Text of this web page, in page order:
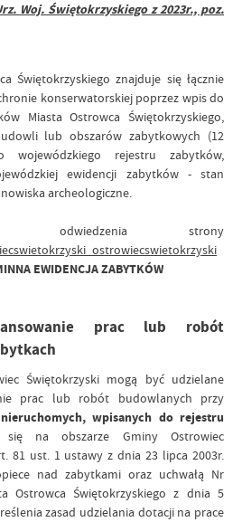
Woj. Świętokrzyskiego z 2023r., poz.
Świętokrzyskiego znajduje się łącznie
konserwatorskiej poprzez wpis do
Miasta Ostrowca Świętokrzyskiego,
lub obszarów zabytkowych (12
wojewódzkiego rejestru zabytków,
ewidencji zabytków - stan
archeologiczne.
odwiedzenia strony
EWIDENCJA ZABYTKÓW
prac lub robót
Świętokrzyski mogą być udzielane
prac lub robót budowlanych przy
wpisanych do rejestru
się na obszarze Gminy Ostrowiec
81 ust. 1 ustawy z dnia 23 lipca 2003r.
nad zabytkami oraz uchwałą Nr
Ostrowca Świętokrzyskiego z dnia 5
zasad udzielania dotacji na prace